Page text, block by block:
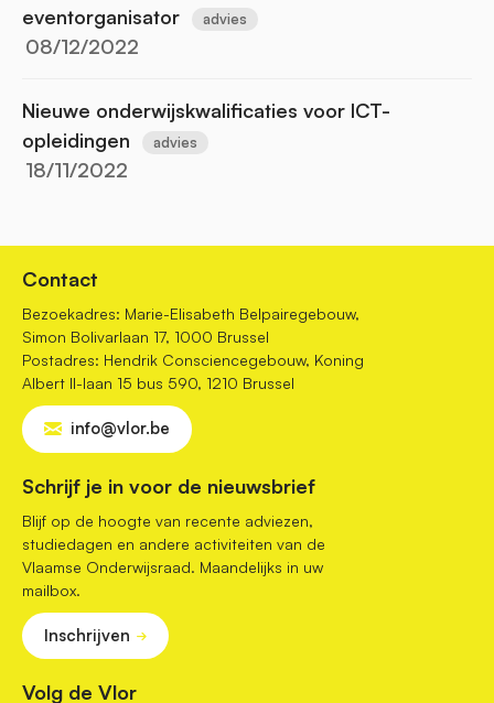
eventorganisator
advies
08/12/2022
Nieuwe onderwijskwalificaties voor ICT-
opleidingen
advies
18/11/2022
Contact
Bezoekadres: Marie-Elisabeth Belpairegebouw,
Simon Bolivarlaan 17, 1000 Brussel
Postadres: Hendrik Consciencegebouw, Koning
Albert II-laan 15 bus 590, 1210 Brussel
info@vlor.be
Schrijf je in voor de nieuwsbrief
Blijf op de hoogte van recente adviezen,
studiedagen en andere activiteiten van de
Vlaamse Onderwijsraad. Maandelijks in uw
mailbox.
Inschrijven
Volg de Vlor